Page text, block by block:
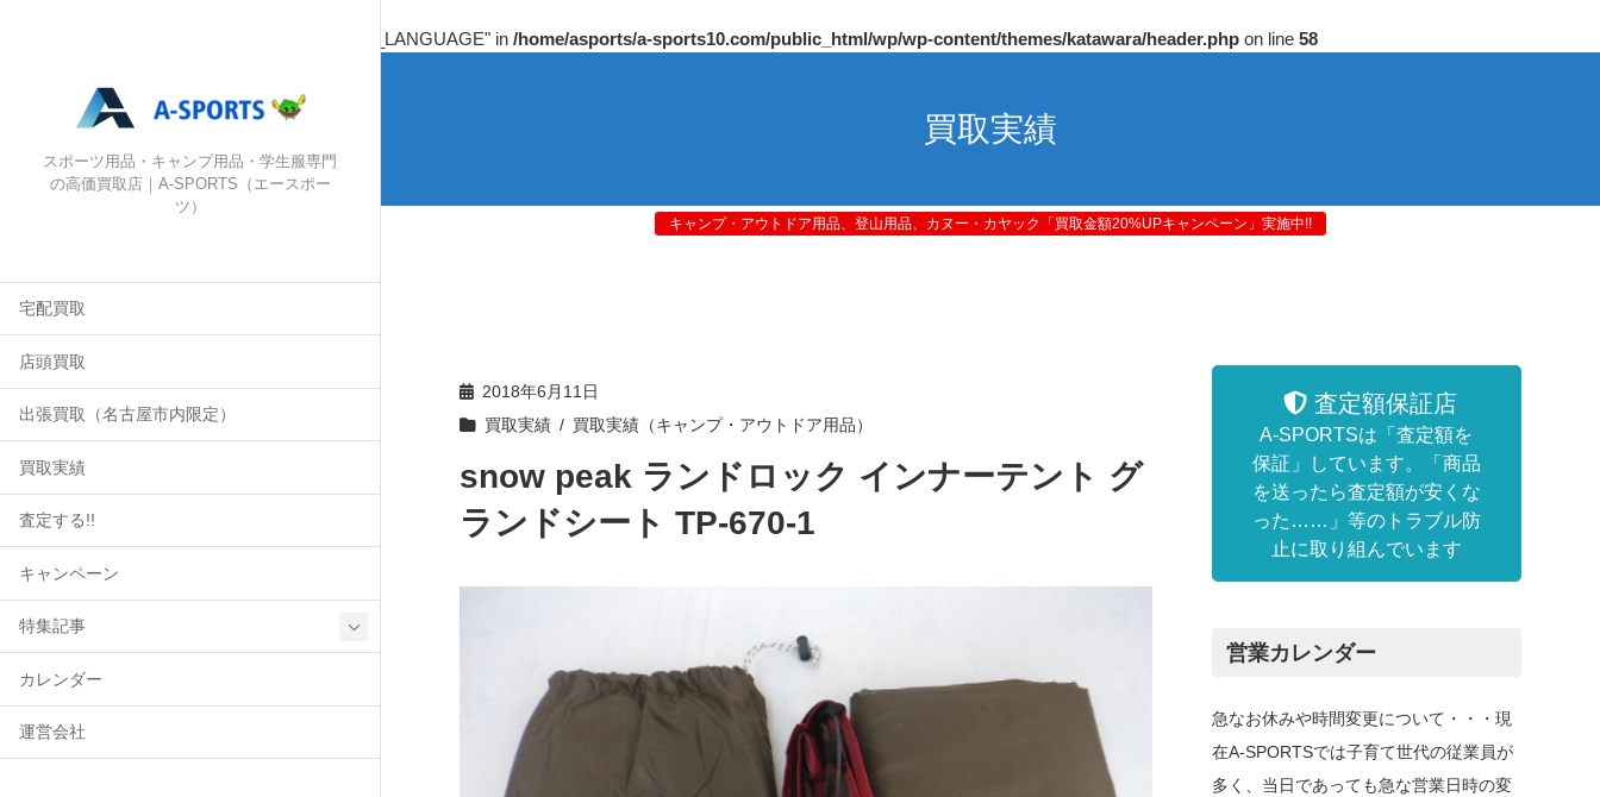
: Undefined array key "HTTP_ACCEPT_LANGUAGE" in /home/asports/a-sports10.com/public_html/wp/wp-content/themes/katawara/header.php on line 58
スポーツ用品・キャンプ用品・学生服専門
の高価買取店｜A-SPORTS（エースポー
ツ）
宅配買取
店頭買取
出張買取（名古屋市内限定）
買取実績
査定する!!
キャンペーン
特集記事
カレンダー
運営会社
買取実績
キャンプ・アウトドア用品、登山用品、カヌー・カヤック「買取金額20%UPキャンペーン」実施中!!
2018年6月11日
買取実績
買取実績（キャンプ・アウトドア用品）
snow peak ランドロック インナーテント グ
ランドシート TP-670-1
査定額保証店
A-SPORTSは「査定額を
保証」しています。「商品
を送ったら査定額が安くな
った……」等のトラブル防
止に取り組んでいます
営業カレンダー
急なお休みや時間変更について・・・現
在A-SPORTSでは子育て世代の従業員が
多く、当日であっても急な営業日時の変